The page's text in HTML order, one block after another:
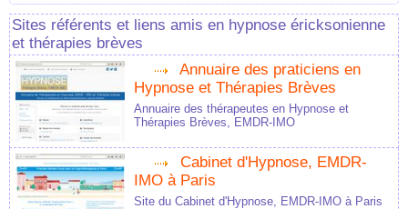
Sites référents et liens amis en hypnose éricksonienne
et thérapies brèves
Annuaire des praticiens en
Hypnose et Thérapies Brèves
Annuaire des thérapeutes en Hypnose et
Thérapies Brèves, EMDR-IMO
Cabinet d'Hypnose, EMDR-
IMO à Paris
Site du Cabinet d'Hypnose, EMDR-IMO à Paris